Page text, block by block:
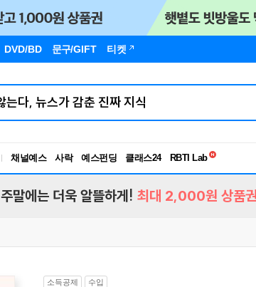
DVD/BD 문구/GIFT 티켓
채널예스 사락 예스펀딩 클래스24
독서유형검사
주말에는 더욱 알뜰하게! 최대 2,000원 상품
소득공제 수입